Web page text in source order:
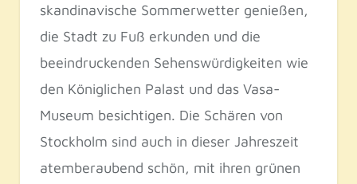
skandinavische Sommerwetter genießen,
die Stadt zu Fuß erkunden und die
beeindruckenden Sehenswürdigkeiten wie
den Königlichen Palast und das Vasa-
Museum besichtigen. Die Schären von
Stockholm sind auch in dieser Jahreszeit
atemberaubend schön, mit ihren grünen